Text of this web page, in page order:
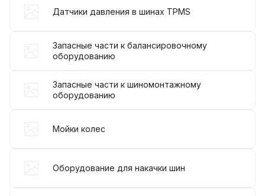
Датчики давления в шинах TPMS
Запасные части к балансировочному
оборудованию
Запасные части к шиномонтажному
оборудованию
Мойки колес
Оборудование для накачки шин